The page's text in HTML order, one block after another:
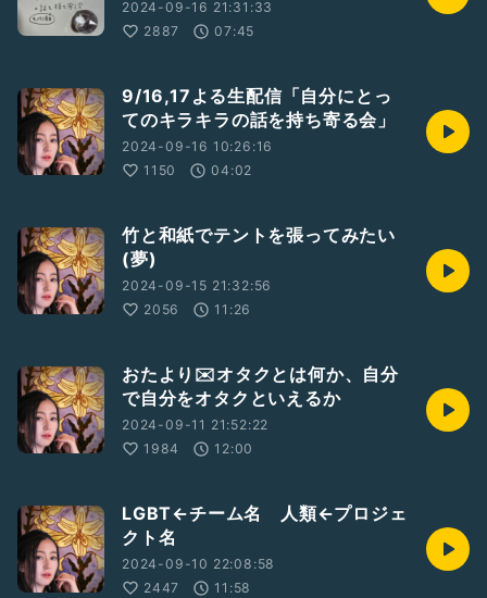
2024-09-16 21:31:33
2887
07:45
9/16,17よる生配信「自分にとっ
てのキラキラの話を持ち寄る会」
2024-09-16 10:26:16
1150
04:02
竹と和紙でテントを張ってみたい
(夢)
2024-09-15 21:32:56
2056
11:26
おたより✉️オタクとは何か、自分
で自分をオタクといえるか
2024-09-11 21:52:22
1984
12:00
LGBT←チーム名 人類←プロジェ
クト名
2024-09-10 22:08:58
2447
11:58